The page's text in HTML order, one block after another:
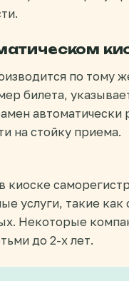
по тому
билета,
на стойку приема.
киоске
услуги, такие
Некоторые
до 2-х лет.